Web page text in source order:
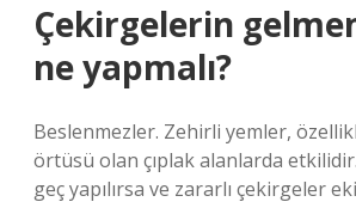
Çekirgelerin
ne yapmalı?
Beslenmezler. Zehirli yemler,
örtüsü olan çıplak alanlarda
geç yapılırsa ve zararlı çekirgeler